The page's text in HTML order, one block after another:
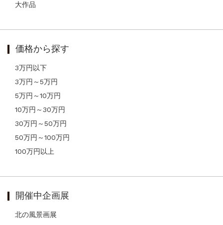
大作品
価格から探す
3万円以下
3万円～5万円
5万円～10万円
10万円～30万円
30万円～50万円
50万円～100万円
100万円以上
開催中企画展
北の風景画展